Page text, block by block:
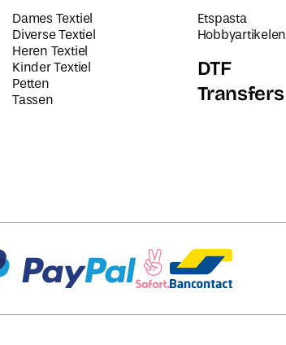
Dames Textiel
Diverse Textiel
Heren Textiel
Kinder Textiel
Petten
Tassen
Etspasta
Hobbyartikelen
DTF
Transfers